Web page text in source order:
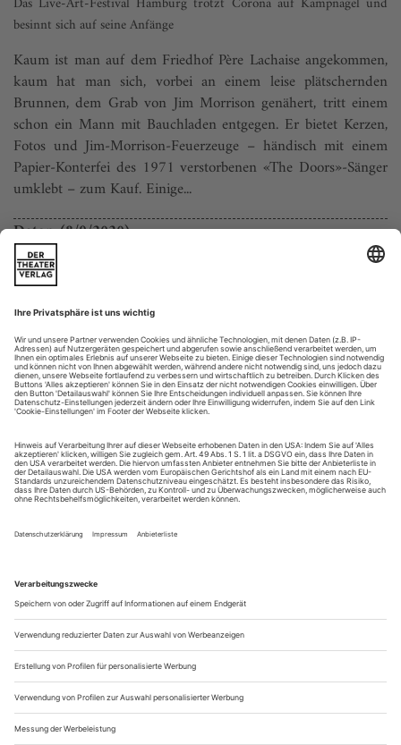
besinnt sich auf seine Anfänge
Kaum ist man auf dem Friedhof Père Lachaise angekommen,
kaum hat man sich, vorbei an einem leise plätschernden
Brunnen, dem Grab von Jim Morrison genähert, tritt einem
schon ein Mann mit Bauchladen entgegen. Er bietet Kerzen,
Fotos und Jim-Morrison-Feuerzeuge – händisch mit einem
Papier-Konterfei des 1971 verstorbenen «The Doors»-Sänger
umklebt – zum Kauf. Einige...
Daten (8/9/2020)
Aachen, Grenzlandtheater
23.9. Zeller, Hinter der Fassade
R. Anja Junski
Aalen, Theater der Stadt
19.9. O-Team, Crash and Care (U)
R. Florian Feisel
25.9. Studlar, Nacht ohne Sterne
R. Sebastian Schug
26.9. Dürrenmatt, Die Physiker
R. Antje Thoms
26.9. Molière, Der Menschenfeind
R. Jenke Nordalm
Bautzen, Theater
11.9....
Augenhöhe oder Apokalypse